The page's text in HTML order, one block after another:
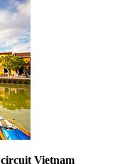
circuit Vietnam